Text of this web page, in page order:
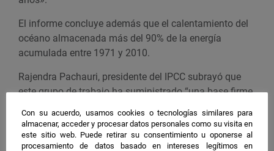
El informe concluye además que el calentamiento del
océano almacenada más del 90% de la energía
acumulada entre 1971 y 2010.
Rajendra Pachauri, presidente del IPCC subrayó que
este grupo de trabajo ha suministrado “una base firme
climático en los sistemas humanos y naturales, y las
formas de afrontar el desafío que supone”.
Con su acuerdo, usamos cookies o tecnologías similares para
almacenar, acceder y procesar datos personales como su visita en
este sitio web. Puede retirar su consentimiento u oponerse al
procesamiento de datos basado en intereses legítimos en